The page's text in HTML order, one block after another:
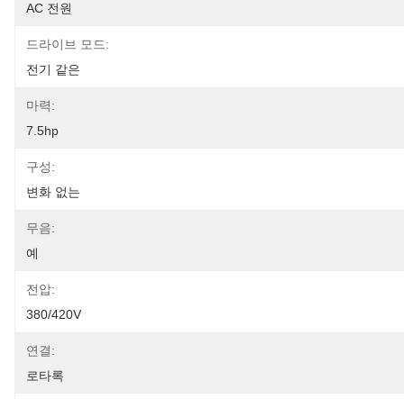
AC 전원
드라이브 모드:
전기 같은
마력:
7.5hp
구성:
변화 없는
무음:
예
전압:
380/420V
연결:
로타록